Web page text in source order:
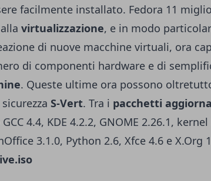
facilmente installato. Fedora 11
virtualizzazione, e in modo
di nuove macchine virtuali, ora
di componenti hardware e di
. Queste ultime ora possono
S-Vert. Tra i pacchetti
4.4, KDE 4.2.2, GNOME 2.26.1,
3.1.0, Python 2.6, Xfce 4.6 e X.Org